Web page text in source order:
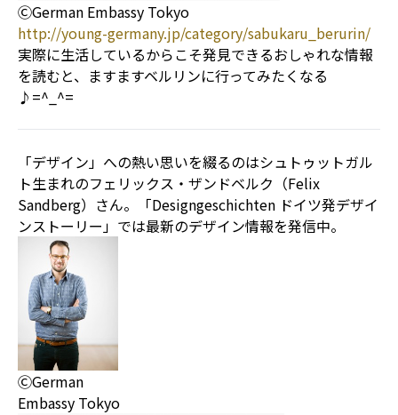
ⒸGerman Embassy Tokyo
http://young-germany.jp/category/sabukaru_berurin/
実際に生活しているからこそ発見できるおしゃれな情報
を読むと、ますますベルリンに行ってみたくなる
♪=^_^=
「デザイン」への熱い思いを綴るのはシュトゥットガル
ト生まれのフェリックス・ザンドベルク（Felix
Sandberg）さん。「Designgeschichten ドイツ発デザイ
ンストーリー」では最新のデザイン情報を発信中。
ⒸGerman
Embassy Tokyo